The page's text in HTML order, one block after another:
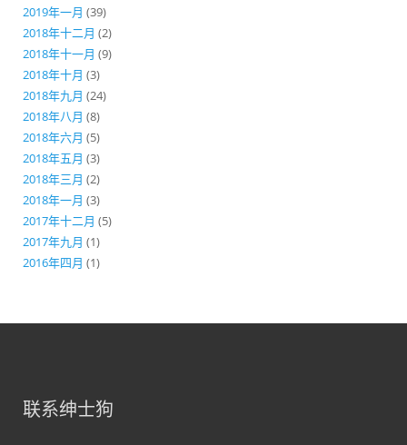
2019年一月 (39)
2018年十二月 (2)
2018年十一月 (9)
2018年十月 (3)
2018年九月 (24)
2018年八月 (8)
2018年六月 (5)
2018年五月 (3)
2018年三月 (2)
2018年一月 (3)
2017年十二月 (5)
2017年九月 (1)
2016年四月 (1)
联系绅士狗